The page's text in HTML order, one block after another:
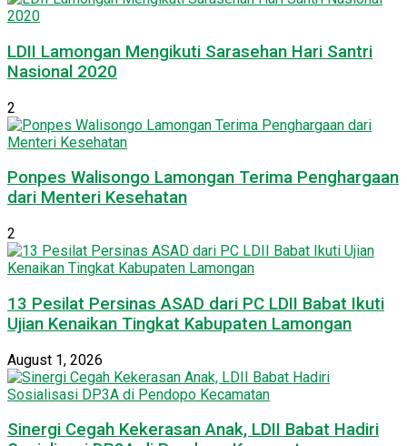
LDII Lamongan Mengikuti Sarasehan Hari Santri
Nasional 2020
2
Ponpes Walisongo Lamongan Terima Penghargaan
dari Menteri Kesehatan
2
13 Pesilat Persinas ASAD dari PC LDII Babat Ikuti
Ujian Kenaikan Tingkat Kabupaten Lamongan
August 1, 2026
Sinergi Cegah Kekerasan Anak, LDII Babat Hadiri